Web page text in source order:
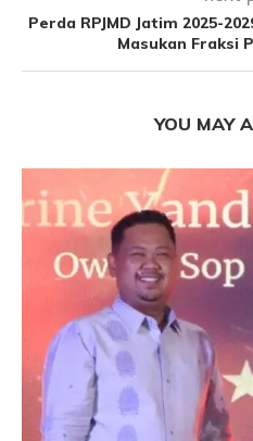
Perda RPJMD Jatim 2025-
Masukan Fraksi
YOU MAY